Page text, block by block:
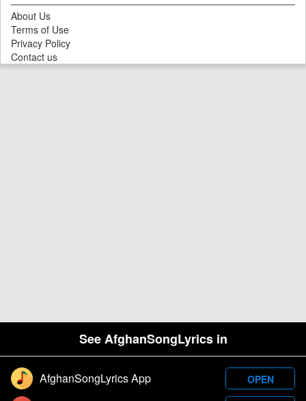
See AfghanSongLyrics in
AfghanSongLyrics App OPEN
About Us
Terms of Use
Privacy Policy
Contact us
Designed and developed by Samim Wafa. Â© 2026